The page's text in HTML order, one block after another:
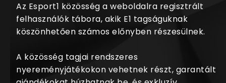
Az Esport1 közösség a weboldalra regisztrált
felhasználók tábora, akik E1 tagságuknak
köszönhetően számos előnyben részesülnek.
A közösség tagjai rendszeres
nyereményjátékokon vehetnek részt, garantált